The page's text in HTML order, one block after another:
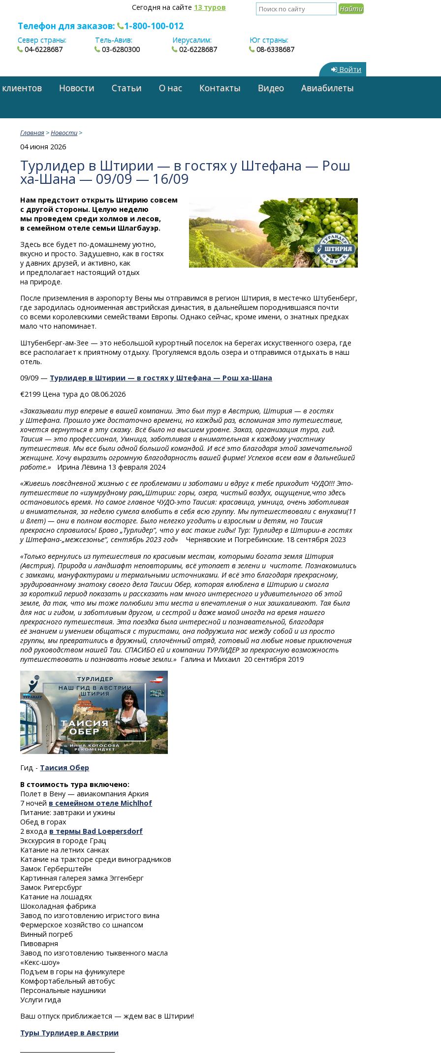
Сегодня на сайте 13 туров
Телефон для заказов: 1-800-100-012
Север страны:
04-6228687
Тель-Авив:
03-6280300
Иерусалим:
02-6228687
Юг страны:
08-6338687
Войти
Новости Статьи О нас Контакты Видео
Авиабилеты
Главная >Новости >
04 июня 2026
Турлидер в Штирии — в гостях у Штефана — Рош
ха-Шана— 09/09 — 16/09
Нам предстоит открыть Штирию совсем
с другой стороны. Целую неделю
мы проведем среди холмов и лесов,
в семейном отеле семьи Шлагбауэр.
Здесь все будетпо-домашнему уютно,
вкусно и просто. Задушевно, как в гостях
у давних друзей, и активно, как
и предполагает настоящий отдых
на природе.
После приземления в аэропорту Вены мы отправимся в регион Штирия, в местечко Штубенберг,
где зародилась одноименная австрийская династия, в дальнейшем породнившаяся почти
со всеми королевскими семействами Европы. Однако сейчас, кроме имени, о знатных предках
мало что напоминает.
Штубенберг-ам-Зее — это небольшой курортный поселок на берегах искуственного озера, где
все располагает к приятному отдыху. Прогуляемся вдоль озера и отправимся отдыхать в наш
отель.
09/09 — Турлидер в Штирии — в гостях у Штефана — Рош ха-Шана
€2199 Цена тура до 08.06.2026
«Заказывали тур впервые в вашей компании. Это был тур в Австрию, Штирия — в гостях
у Штефана. Прошло уже достаточно времени, но каждый раз, вспоминая это путешествие,
хочется вернуться в эту сказку. Всё было на высшем уровне. Заказ, организация тура, гид.
Таисия — это профессионал, Умница, заботливая и внимательная к каждому участнику
путешествия. Мы все были одной большой командой. И всё это благодаря этой замечательной
женщине. Хочу выразить огромную благодарность вашей фирме! Успехов всем вам в дальнейшей
работе.»
Ирина Лёвина 13 февраля 2024
«Живешь повсдневной жизнью с ее проблемами и заботами и вдруг к тебе приходит ЧУДО!!! Это-
путешествие по «изумрудному раю„Штирии: горы, озера, чистый воздух, ощущение,что здесь
остановилось время. Но самое главное ЧУДО-это Таисия: красавица, умница, очень заботливая
и внимательная, за неделю сумела влюбить в себя всю группу. Мы путешествовали с внуками(11
и 8лет) — они в полном восторге. Было нелегко угодить и взрослым и детям, но Таисия
прекрасно справилась! Браво „Турлидер“, что у вас такие гиды! Тур: Турлидерв Штирии-в гостях
у Штефана-„межсезонье“, сентябрь 2023 год»
Чернявские и Погребинские. 18 сентября 2023
«Только вернулись из путешествия по красивым местам, которыми богата земля Штирия
(Австрия). Природа и ландшафт неповторимы, всё утопает в зелени и чистоте. Познакомились
с замками, мануфактурами и термальными источниками. И всё это благодаря прекрасному,
эрудированному знатоку своего дела Таисии Обер, которая влюблена в Штирию и смогла
за короткий период показать и рассказать нам много интересного и удивительного об этой
земле, да так, что мы тоже полюбили эти места и впечатления о них зашкаливают. Тая была
для нас и гидом, и заботливым другом, и сестрой и даже мамой иногда на время нашего
прекрасного путешествия. Эта поездка была интересной и познавательной, благодаря
её знанием и умением общаться с туристами, она подружила нас между собой и из просто
группы, мы превратились в дружный, сплочённый отряд, готовый на любые новые приключения
под руководством нашей Таи. СПАСИБО ей и компании ТУРЛИДЕР за прекрасную возможность
путешествовать и познавать новые земли.» Галина и Михаил 20 сентября 2019
Гид - Таисия Обер
В стоимость тура включено:
Полет в Вену — авиакомпания Аркия
7 ночей в семейном отеле Michlhof
Питание: завтраки и ужины
Обед в горах
2 входа в термы Bad Loepersdorf
Экскурсия в городе Грац
Катание на летних санках
Катание на тракторе среди виноградников
Замок Герберштейн
Картинная галерея замка Эггенберг
Замок Ригерсбург
Катание на лошадях
Шоколадная фабрика
Завод по изготовлению игристого вина
Фермерское хозяйство со шнапсом
Винный погреб
Пивоварня
Завод по изготовлению тыквенного масла
«Кекс-шоу»
Подъем в горы на фуникулере
Комфортабельный автобус
Персональные наушники
Услуги гида
Ваш отпуск приближается — ждем вас в Штирии!
Туры Турлидер в Австрии